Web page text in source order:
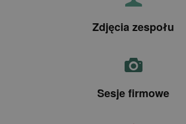
Zdjęcia zespołu
Sesje firmowe